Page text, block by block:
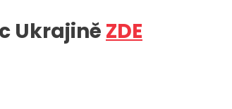
Ukrajině ZDE